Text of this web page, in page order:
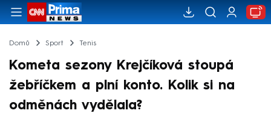
Domů Sport Tenis
Kometa sezony Krejčíková stoupá
žebříčkem a plní konto. Kolik si na
odměnách vydělala?